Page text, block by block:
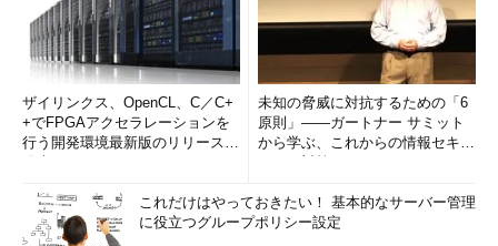
ザイリンクス、OpenCL、C／C+
+でFPGAアクセラレーションを
行う開発環境最新版のリリースを
未知の脅威に対抗するための「6
原則」――ガートナー サミット
から学ぶ、これからの情報セキュ
これだけはやっておきたい！ 基本的なサーバー管理
に役立つグループポリシー設定